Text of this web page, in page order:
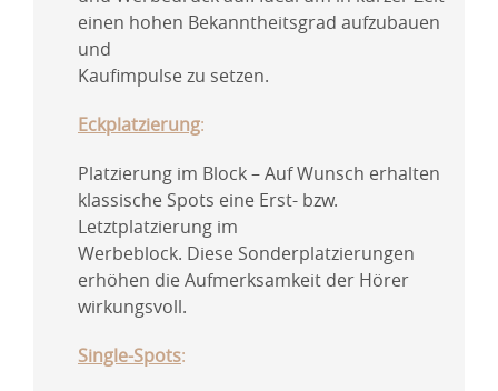
einen hohen Bekanntheitsgrad aufzubauen
und
Kaufimpulse zu setzen.
Eckplatzierung:
Platzierung im Block – Auf Wunsch erhalten
klassische Spots eine Erst- bzw.
Letztplatzierung im
Werbeblock. Diese Sonderplatzierungen
erhöhen die Aufmerksamkeit der Hörer
wirkungsvoll.
Single-Spots: